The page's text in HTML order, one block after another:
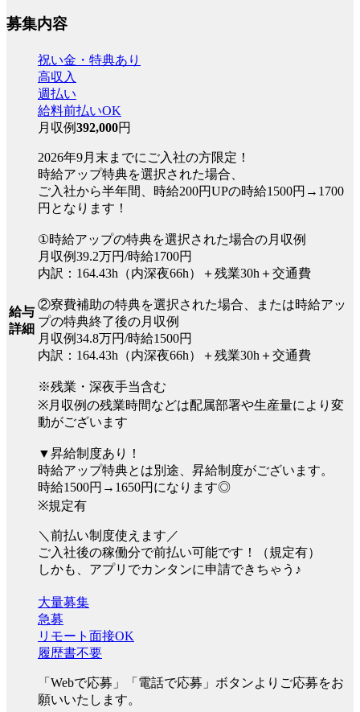
募集内容
給与
詳細
祝い金・特典あり
高収入
週払い
給料前払いOK
月収例392,000円
2026年9月末までにご入社の方限定！
時給アップ特典を選択された場合、
ご入社から半年間、時給200円UPの時給1500円→1700
円となります！
①時給アップの特典を選択された場合の月収例
月収例39.2万円/時給1700円
内訳：164.43h（内深夜66h）＋残業30h＋交通費
②寮費補助の特典を選択された場合、または時給アッ
プの特典終了後の月収例
月収例34.8万円/時給1500円
内訳：164.43h（内深夜66h）＋残業30h＋交通費
※残業・深夜手当含む
※月収例の残業時間などは配属部署や生産量により変
動がございます
▼昇給制度あり！
時給アップ特典とは別途、昇給制度がございます。
時給1500円→1650円になります◎
※規定有
＼前払い制度使えます／
ご入社後の稼働分で前払い可能です！（規定有）
しかも、アプリでカンタンに申請できちゃう♪
大量募集
急募
リモート面接OK
履歴書不要
「Webで応募」「電話で応募」ボタンよりご応募をお
願いいたします。